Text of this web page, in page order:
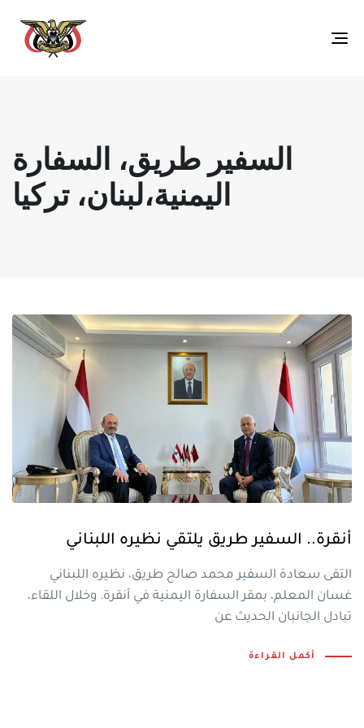
Toggle
السفير طريق، السفارة
اليمنية،لبنان، تركيا
أنقرة.. السفير طريق يلتقي نظيره اللبناني
التقى سعادة السفير محمد صالح طريق، نظيره اللبناني
غسان المعلم، بمقر السفارة اليمنية في أنقرة. وخلال اللقاء،
تبادل الجانبان الحديث عن
أكمل القراءة